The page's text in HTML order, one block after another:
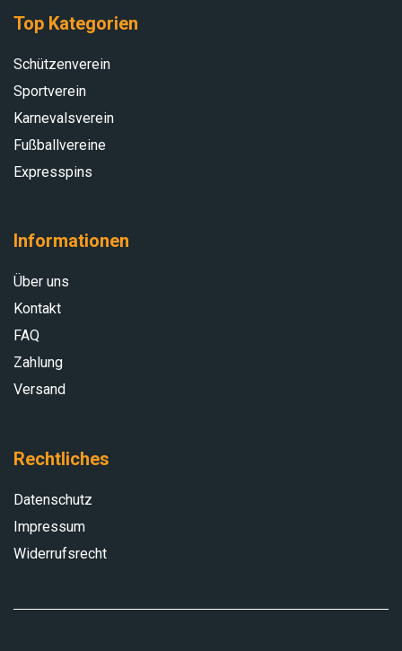
Top Kategorien
Schützenverein
Sportverein
Karnevalsverein
Fußballvereine
Expresspins
Informationen
Über uns
Kontakt
FAQ
Zahlung
Versand
Rechtliches
Datenschutz
Impressum
Widerrufsrecht